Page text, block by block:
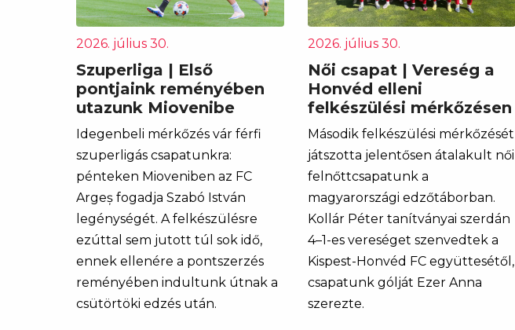
2026. július 30.
Szuperliga | Első
pontjaink reményében
utazunk Miovenibe
Idegenbeli mérkőzés vár férfi
szuperligás csapatunkra:
pénteken Mioveniben az FC
Argeș fogadja Szabó István
legénységét. A felkészülésre
ezúttal sem jutott túl sok idő,
ennek ellenére a pontszerzés
reményében indultunk útnak a
csütörtöki edzés után.
2026. július 30.
Női csapat | Vereség a
Honvéd elleni
felkészülési mérkőzésen
Második felkészülési mérkőzését
játszotta jelentősen átalakult női
felnőttcsapatunk a
magyarországi edzőtáborban.
Kollár Péter tanítványai szerdán
4–1-es vereséget szenvedtek a
Kispest-Honvéd FC együttesétől,
csapatunk gólját Ezer Anna
szerezte.